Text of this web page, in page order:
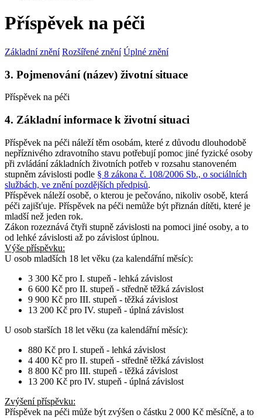
Příspěvek na péči
Základní znění Rozšířené znění Úplné znění
3. Pojmenování (název) životní situace
Příspěvek na péči
4. Základní informace k životní situaci
Příspěvek na péči náleží těm osobám, které z důvodu dlouhodobě
nepříznivého zdravotního stavu potřebují pomoc jiné fyzické osoby
při zvládání základních životních potřeb v rozsahu stanoveném
stupněm závislosti podle § 8 zákona č. 108/2006 Sb., o sociálních
službách, ve znění pozdějších předpisů.
Příspěvek náleží osobě, o kterou je pečováno, nikoliv osobě, která
péči zajišťuje. Příspěvek na péči nemůže být přiznán dítěti, které je
mladší než jeden rok.
Zákon rozeznává čtyři stupně závislosti na pomoci jiné osoby, a to
od lehké závislosti až po závislost úplnou.
Výše příspěvku:
U osob mladších 18 let věku (za kalendářní měsíc):
3 300 Kč pro I. stupeň - lehká závislost
6 600 Kč pro II. stupeň - středně těžká závislost
9 900 Kč pro III. stupeň - těžká závislost
13 200 Kč pro IV. stupeň - úplná závislost
U osob starších 18 let věku (za kalendářní měsíc):
880 Kč pro I. stupeň - lehká závislost
4 400 Kč pro II. stupeň - středně těžká závislost
8 800 Kč pro III. stupeň - těžká závislost
13 200 Kč pro IV. stupeň - úplná závislost
Zvýšení příspěvku:
Příspěvek na péči může být zvýšen o částku 2 000 Kč měsíčně, a to